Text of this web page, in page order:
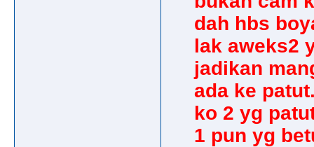
dah hbs
lak aweks2
jadikan
ada ke
ko 2 yg
1 pun yg